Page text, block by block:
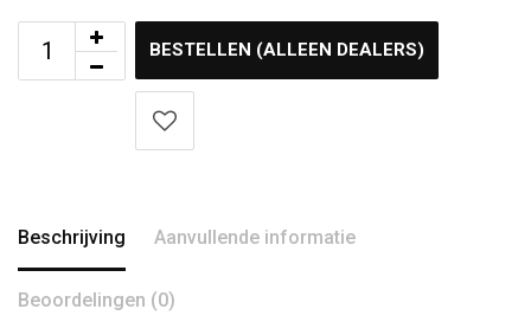
BESTELLEN (ALLEEN DEALERS)
Beschrijving Aanvullende informatie
Beoordelingen (0)